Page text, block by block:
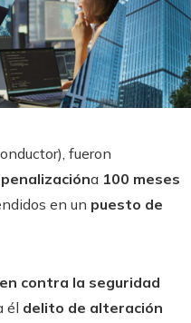
fueron
a 100 meses
en un puesto de
contra la seguridad
él delito de alteración